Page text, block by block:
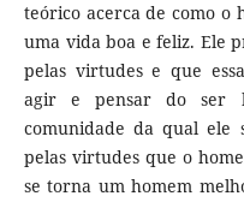
teórico acerca de como o
uma vida boa e feliz. Ele
pelas virtudes e que
agir e pensar do ser
comunidade da qual ele
pelas virtudes que o
se torna um homem